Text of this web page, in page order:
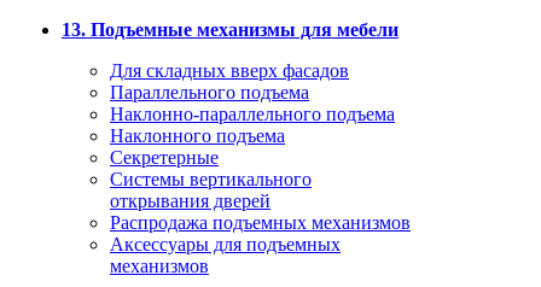
13. Подъемные механизмы для мебели
Для складных вверх фасадов
Параллельного подъема
Наклонно-параллельного подъема
Наклонного подъема
Секретерные
Системы вертикального
открывания дверей
Распродажа подъемных механизмов
Аксессуары для подъемных
механизмов